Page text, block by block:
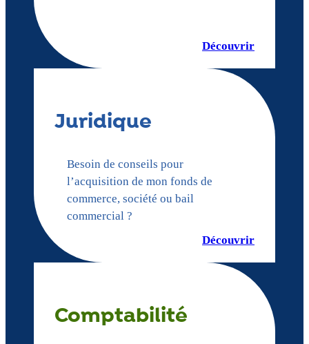
Découvrir
Juridique
Besoin de conseils pour
l’acquisition de mon fonds de
commerce, société ou bail
commercial ?
Découvrir
Comptabilité